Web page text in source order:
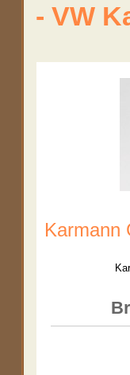
- VW
Karmann